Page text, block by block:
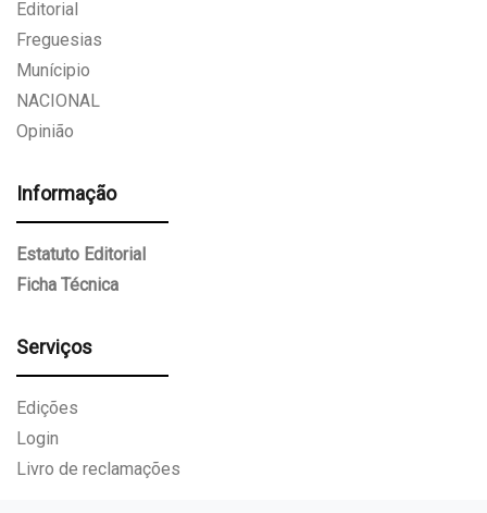
Editorial
Freguesias
Munícipio
NACIONAL
Opinião
Informação
Estatuto Editorial
Ficha Técnica
Serviços
Edições
Login
Livro de reclamações